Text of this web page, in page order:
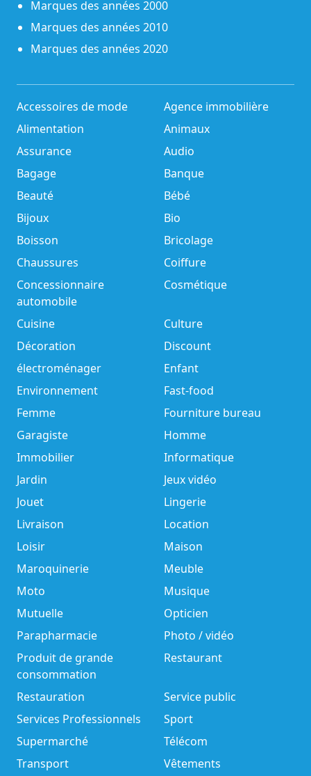
Marques des années 2000
Marques des années 2010
Marques des années 2020
Accessoires de mode
Agence immobilière
Alimentation
Animaux
Assurance
Audio
Bagage
Banque
Beauté
Bébé
Bijoux
Bio
Boisson
Bricolage
Chaussures
Coiffure
Concessionnaire
automobile
Cosmétique
Cuisine
Culture
Décoration
Discount
électroménager
Enfant
Environnement
Fast-food
Femme
Fourniture bureau
Garagiste
Homme
Immobilier
Informatique
Jardin
Jeux vidéo
Jouet
Lingerie
Livraison
Location
Loisir
Maison
Maroquinerie
Meuble
Moto
Musique
Mutuelle
Opticien
Parapharmacie
Photo / vidéo
Produit de grande
consommation
Restaurant
Restauration
Service public
Services Professionnels
Sport
Supermarché
Télécom
Transport
Vêtements